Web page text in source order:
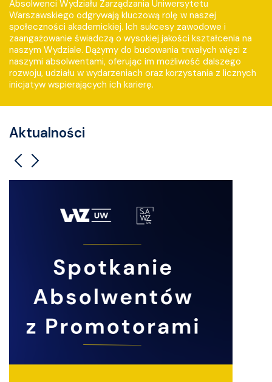
Absolwenci Wydziału Zarządzania Uniwersytetu
Warszawskiego odgrywają kluczową rolę w naszej
społeczności akademickiej. Ich sukcesy zawodowe i
zaangażowanie świadczą o wysokiej jakości kształcenia na
naszym Wydziale. Dążymy do budowania trwałych więzi z
naszymi absolwentami, oferując im możliwość dalszego
rozwoju, udziału w wydarzeniach oraz korzystania z licznych
inicjatyw wspierających ich karierę.
Aktualności